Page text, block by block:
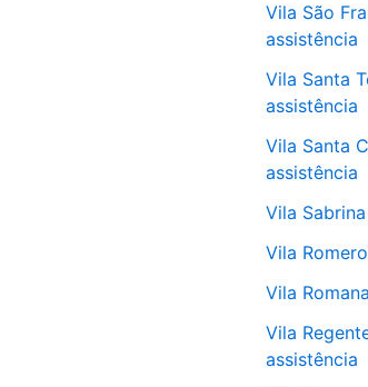
Vila São
assistência
Vila Santa
assistência
Vila Santa
assistência
Vila
Vila
Vila
Vila
assistência